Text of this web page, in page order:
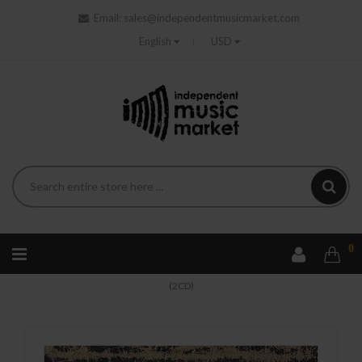
Email:
sales@independentmusicmarket.com
English
USD
0
Pink Floyd - Wish You Were Here (50th Anniv.)
(2CD)